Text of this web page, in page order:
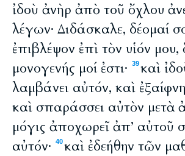
ἰδοὺ ἀνὴρ ἀπὸ τοῦ ὄχλου
λέγων· Διδάσκαλε, δέομαί
ἐπιβλέψον ἐπὶ τὸν υἱόν μου,
μονογενής μοί ἐστι·
39καὶ
λαμβάνει αὐτόν, καὶ
καὶ σπαράσσει αὐτὸν μετὰ
μόγις ἀποχωρεῖ ἀπ’ αὐτοῦ
αὐτόν·
40καὶ ἐδεήθην τῶν